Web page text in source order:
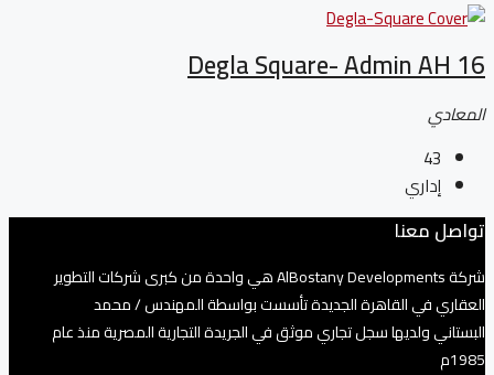
Degla Square- Admin AH 16
المعادي
43
إداري
تواصل معنا
شركة AlBostany Developments هي واحدة من كبرى شركات التطوير
العقاري في القاهرة الجديدة تأسست بواسطة المهندس / محمد
البستاني ولديها سجل تجاري موثق في الجريدة التجارية المصرية منذ عام
1985م